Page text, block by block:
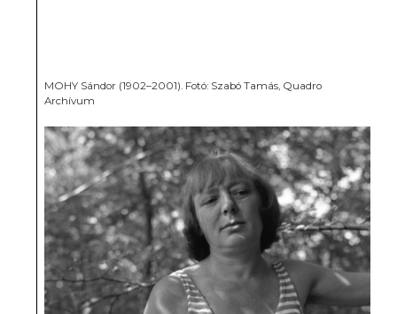
MOHY Sándor (1902–2001). Fotó: Szabó Tamás, Quadro
Archívum